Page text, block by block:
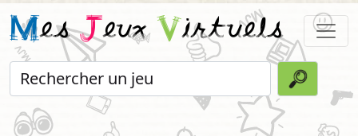
MesJeuxVirtuels